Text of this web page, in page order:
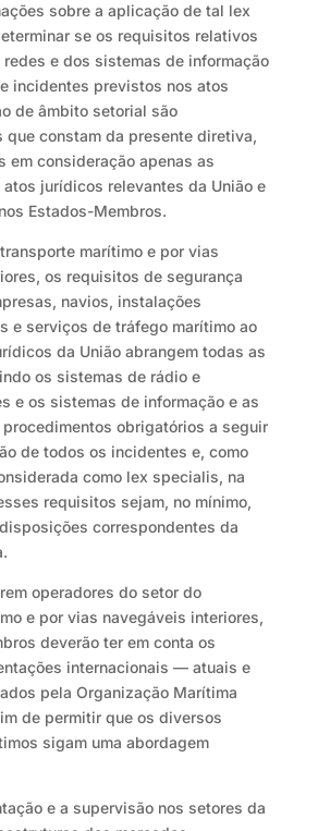
sobre a aplicação de tal lex
se os requisitos relativos
e dos sistemas de informação
incidentes previstos nos atos
de âmbito setorial são
que constam da presente diretiva,
em consideração apenas as
jurídicos relevantes da União e
Estados-Membros.
marítimo e por vias
os requisitos de segurança
navios, instalações
e serviços de tráfego marítimo ao
da União abrangem todas as
os sistemas de rádio e
e os sistemas de informação e as
obrigatórios a seguir
de todos os incidentes e, como
como lex specialis, na
requisitos sejam, no mínimo,
correspondentes da
operadores do setor do
e por vias navegáveis interiores,
deverão ter em conta os
internacionais — atuais e
pela Organização Marítima
de permitir que os diversos
sigam uma abordagem
e a supervisão nos setores da